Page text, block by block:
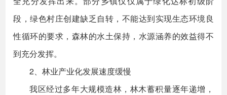
段，绿色村庄创建缺乏自转，不能达到实现生态环境良
性循环的要求，森林的水土保持，水源涵养的效益得不
到充分发挥。
2、林业产业化发展速度缓慢
我区经过多年大规模造林，林木蓄积量逐年递增，